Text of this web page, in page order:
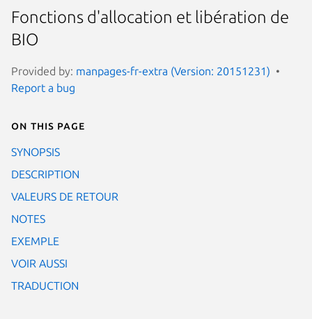
Fonctions d'allocation et libération de
BIO
Provided by: manpages-fr-extra (Version: 20151231)
Report a bug
On this page
SYNOPSIS
DESCRIPTION
VALEURS DE RETOUR
NOTES
EXEMPLE
VOIR AUSSI
TRADUCTION